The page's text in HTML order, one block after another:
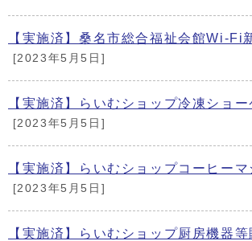
【実施済】桑名市総合福祉会館Wi-Fi
[2023年5月5日]
【実施済】らいむショップ冷凍ショー
[2023年5月5日]
【実施済】らいむショップコーヒーマ
[2023年5月5日]
【実施済】らいむショップ厨房機器等